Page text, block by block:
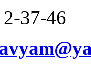
37-46